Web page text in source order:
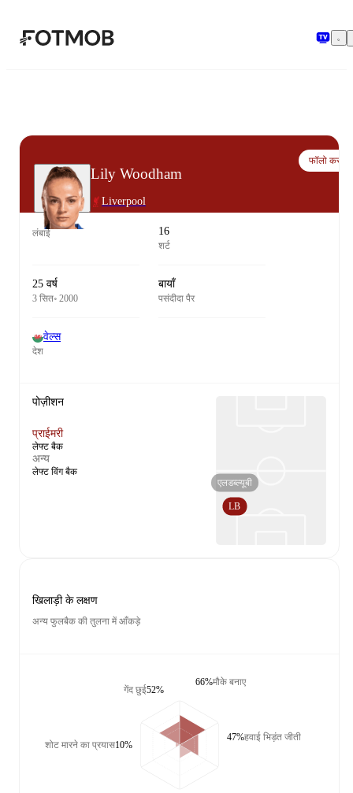
Lily Woodham
Liverpool
फॉलो करो
लंबाई 16
शर्ट
25 वर्ष
3 सित॰ 2000
बायाँ
पसंदीदा पैर
वेल्स
देश
पोज़ीशन
प्राईमरी
लेफ्ट बैक
अन्य
लेफ्ट विंग बैक
LB
एलडब्ल्यूबी
खिलाड़ी के लक्षण
अन्य फुलबैक की तुलना में आँकड़े
गेंद छुई52%
शोट मारने का प्रयास10%
मौके बनाए
66%
हवाई भिड़ंत जीती
47%